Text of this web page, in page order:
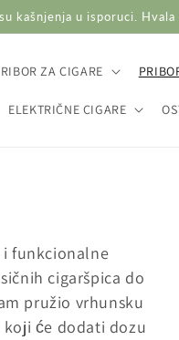
kašnjenja u isporuci. Hvala
ZA CIGARE
ELEKTRIČNE CIGARE
i funkcionalne
cigaršpica do
pružio vrhunsku
će dodati dozu